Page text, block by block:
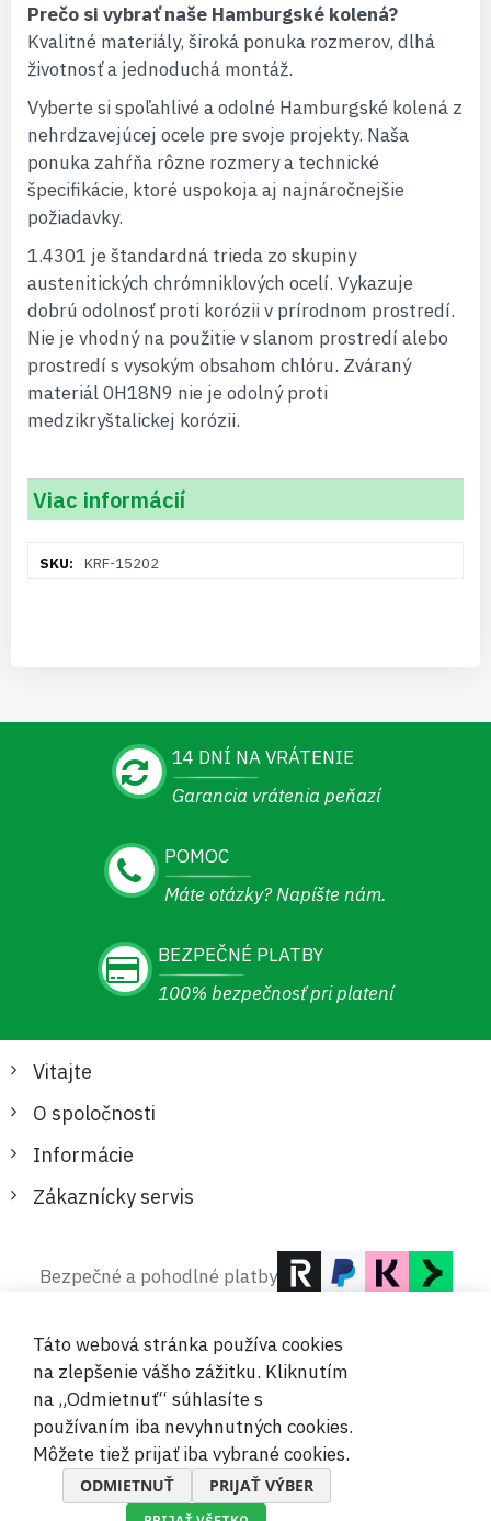
Prečo si vybrať naše Hamburgské kolená?
Kvalitné materiály, široká ponuka rozmerov, dlhá
životnosť a jednoduchá montáž.
Vyberte si spoľahlivé a odolné Hamburgské kolená z
nehrdzavejúcej ocele pre svoje projekty. Naša
ponuka zahŕňa rôzne rozmery a technické
špecifikácie, ktoré uspokoja aj najnáročnejšie
požiadavky.
1.4301 je štandardná trieda zo skupiny
austenitických chrómniklových ocelí. Vykazuje
dobrú odolnosť proti korózii v prírodnom prostredí.
Nie je vhodný na použitie v slanom prostredí alebo
prostredí s vysokým obsahom chlóru. Zváraný
materiál 0H18N9 nie je odolný proti
medzikryštalickej korózii.
Viac informácií
informáciíKRF-15202
14 DNÍ NA VRÁTENIE
Garancia vrátenia peňazí
POMOC
Máte otázky? Napíšte nám.
BEZPEČNÉ PLATBY
100% bezpečnosť pri platení
Vitajte
O spoločnosti
Informácie
Zákaznícky servis
Bezpečné a pohodlné platby
© 2019-2026 Megamix s.r.o.
Táto webová stránka používa cookies
na zlepšenie vášho zážitku. Kliknutím
na „Odmietnuť“ súhlasíte s
používaním iba nevyhnutných cookies.
Môžete tiež prijať iba vybrané cookies.
ODMIETNUŤ PRIJAŤ VÝBER